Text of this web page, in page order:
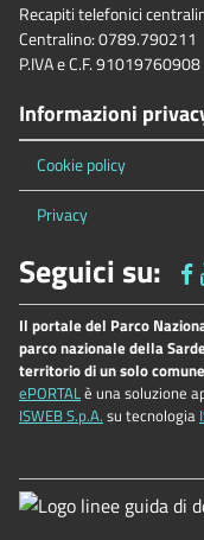
Recapiti telefonici
Centralino: 0789.790211
P.IVA e C.F. 91019760908
Informazioni
Cookie policy
Privacy
Seguici su:
Il portale del Parco
parco nazionale della
territorio di un solo comune
ePORTALè una soluzione
ISWEB S.p.A. su tecnologia